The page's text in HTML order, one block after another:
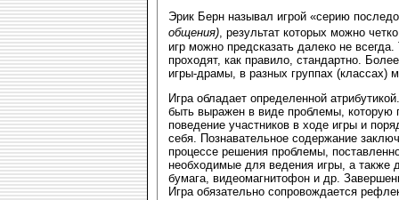
Эрик Берн называл игрой «серию
общения), результат которых можно
игр можно предсказать далеко не
проходят, как правило, стандартно.
игры-драмы, в разных группах (классах)
Игра обладает определенной
быть выражен в виде проблемы, которую
поведение участников в ходе игры и
себя. Познавательное содержание
процессе решения проблемы,
необходимые для ведения игры, а также
бумага, видеомагнитофон и др.
Игра обязательно сопровождается